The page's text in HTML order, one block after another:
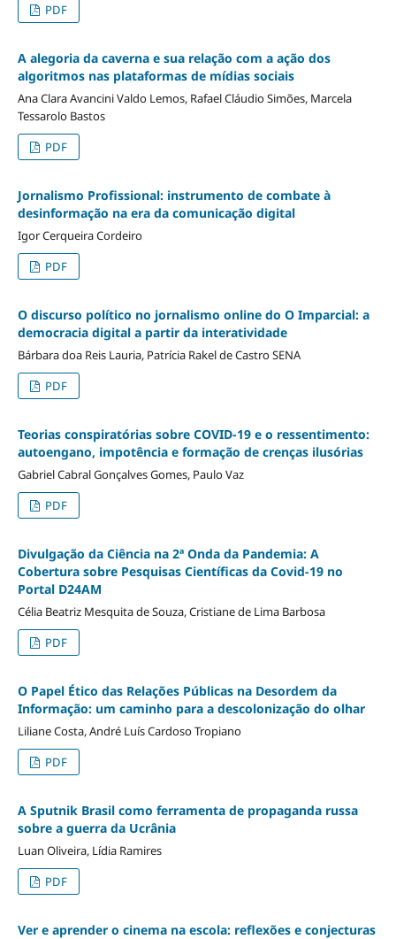
PDF
A alegoria da caverna e sua relação com a ação dos
algoritmos nas plataformas de mídias sociais
Ana Clara Avancini Valdo Lemos, Rafael Cláudio Simões, Marcela
Tessarolo Bastos
PDF
Jornalismo Profissional: instrumento de combate à
desinformação na era da comunicação digital
Igor Cerqueira Cordeiro
PDF
O discurso político no jornalismo online do O Imparcial: a
democracia digital a partir da interatividade
Bárbara doa Reis Lauria, Patrícia Rakel de Castro SENA
PDF
Teorias conspiratórias sobre COVID-19 e o ressentimento:
autoengano, impotência e formação de crenças ilusórias
Gabriel Cabral Gonçalves Gomes, Paulo Vaz
PDF
Divulgação da Ciência na 2ª Onda da Pandemia: A
Cobertura sobre Pesquisas Científicas da Covid-19 no
Portal D24AM
Célia Beatriz Mesquita de Souza, Cristiane de Lima Barbosa
PDF
O Papel Ético das Relações Públicas na Desordem da
Informação: um caminho para a descolonização do olhar
Liliane Costa, André Luís Cardoso Tropiano
PDF
A Sputnik Brasil como ferramenta de propaganda russa
sobre a guerra da Ucrânia
Luan Oliveira, Lídia Ramires
PDF
Ver e aprender o cinema na escola: reflexões e conjecturas